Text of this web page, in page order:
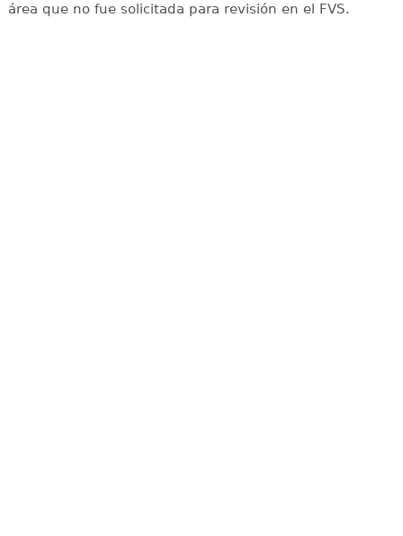
área que no fue solicitada para revisión en el FVS.